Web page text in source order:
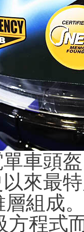
車頭
來最
組成
方程式